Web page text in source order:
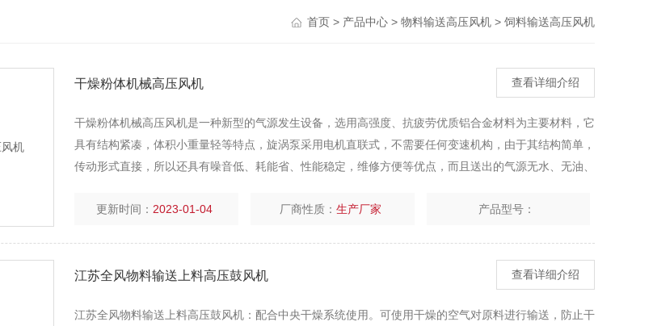
首页 > 产品中心 > 物料输送高压风机 > 饲料输送高压风机
干燥粉体机械高压风机 查看详细介绍
干燥粉体机械高压风机是一种新型的气源发生设备，选用高强度、抗疲劳优质铝合金材料为主要材料，它
具有结构紧凑，体积小重量轻等特点，旋涡泵采用电机直联式，不需要任何变速机构，由于其结构简单，
传动形式直接，所以还具有噪音低、耗能省、性能稳定，维修方便等优点，而且送出的气源无水、无油、
更新时间：2023-01-04 厂商性质：生产厂家 产品型号：
江苏全风物料输送上料高压鼓风机 查看详细介绍
江苏全风物料输送上料高压鼓风机：配合中央干燥系统使用。可使用干燥的空气对原料进行输送，防止干